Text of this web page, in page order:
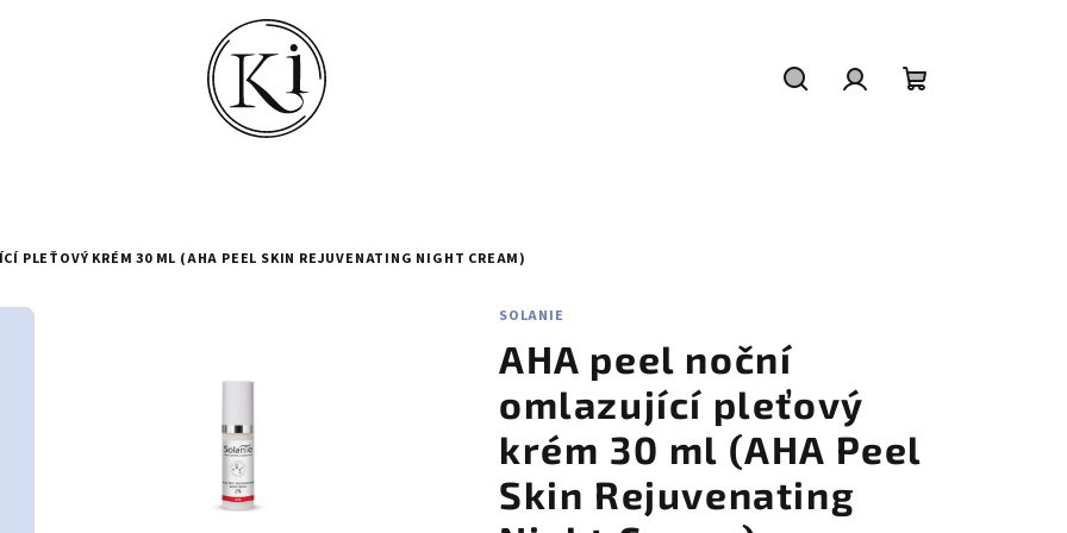
PLEŤOVÝ KRÉM 30 ML (AHA PEEL SKIN REJUVENATING NIGHT CREAM)
SOLANIE
AHA peel noční
omlazující pleťový
krém 30 ml (AHA Peel
Skin Rejuvenating